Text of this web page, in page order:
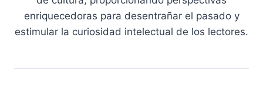
enriquecedoras para desentrañar el pasado y
estimular la curiosidad intelectual de los lectores.